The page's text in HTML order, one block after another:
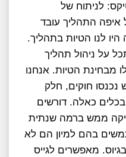
לניתוח של
איפה התהליך עובד
לנו הטיות בתהליך.
על ניהול תהליך
מבחינת הטיות. אנחנו
חוקים, חלק
כאלה. דורשים
ממש ברמה שנתית
בהם למיון הם לא
מוטים מאפשרים Diversity בגיוס. מאפשרים לגייס